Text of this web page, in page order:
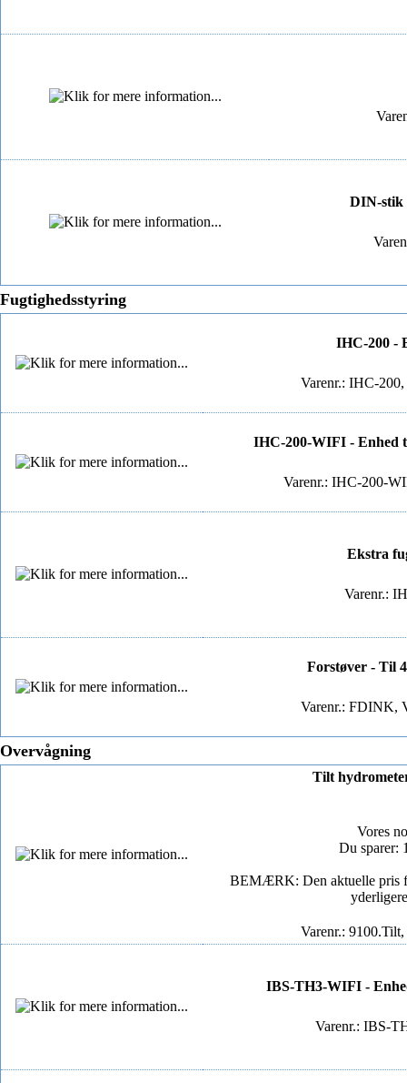
DIN-stik
Fugtighedsstyring
IHC-200 -
Varenr.: IHC-
IHC-200-WIFI - Enhed
Varenr.: IHC-200-
Ekstra
Varenr.:
Forstøver - Til
Varenr.: FDINK,
Overvågning
Tilt
Vores
Du sparer:
BEMÆRK: Den aktuelle pris
Varenr.:
IBS-TH3-WIFI -
Varenr.: IBS-